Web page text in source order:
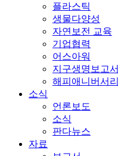
플라스틱
생물다양성
자연보전 교육
기업협력
어스아워
지구생명보고서
해피애니버서리
소식
언론보도
소식
판다뉴스
자료